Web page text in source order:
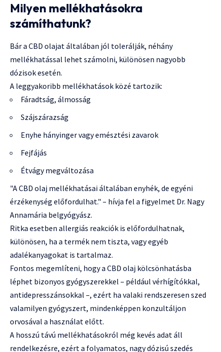
Milyen mellékhatásokra
számíthatunk?
Bár a CBD olajat általában jól tolerálják, néhány
mellékhatással lehet számolni, különösen nagyobb
dózisok esetén.
A leggyakoribb mellékhatások közé tartozik:
Fáradtság, álmosság
Szájszárazság
Enyhe hányinger vagy emésztési zavarok
Fejfájás
Étvágy megváltozása
"A CBD olaj mellékhatásai általában enyhék, de egyéni
érzékenység előfordulhat." – hívja fel a figyelmet Dr. Nagy
Annamária belgyógyász.
Ritka esetben allergiás reakciók is előfordulhatnak,
különösen, ha a termék nem tiszta, vagy egyéb
adalékanyagokat is tartalmaz.
Fontos megemlíteni, hogy a CBD olaj kölcsönhatásba
léphet bizonyos gyógyszerekkel – például vérhígítókkal,
antidepresszánsokkal –, ezért ha valaki rendszeresen szed
valamilyen gyógyszert, mindenképpen konzultáljon
orvosával a használat előtt.
A hosszú távú mellékhatásokról még kevés adat áll
rendelkezésre, ezért a folyamatos, nagy dózisú szedés